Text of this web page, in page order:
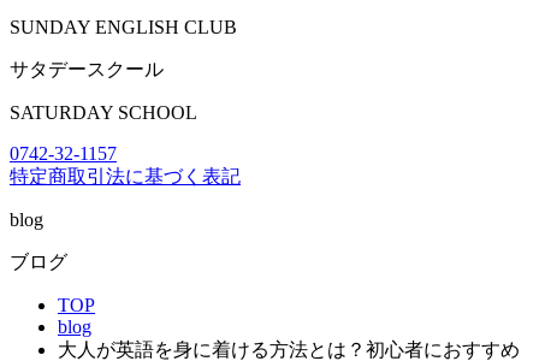
SUNDAY ENGLISH CLUB
サタデースクール
SATURDAY SCHOOL
0742-32-1157
特定商取引法に基づく表記
blog
ブログ
TOP
blog
大人が英語を身に着ける方法とは？初心者におすすめ